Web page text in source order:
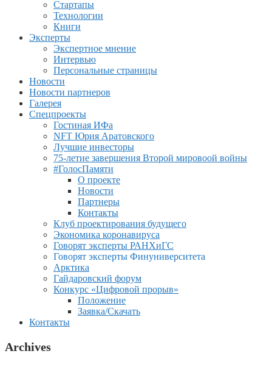
Стартапы
Технологии
Книги
Эксперты
Экспертное мнение
Интервью
Персональные страницы
Новости
Новости партнеров
Галерея
Спецпроекты
Гостиная ИФа
NFT Юрия Аратовского
Лучшие инвесторы
75-летие завершения Второй мировоой войны
#ГолосПамяти
О проекте
Новости
Партнеры
Контакты
Клуб проектирования будущего
Экономика коронавируса
Говорят эксперты РАНХиГС
Говорят эксперты Финуниверситета
Арктика
Гайдаровский форум
Конкурс «Цифровой прорыв»
Положение
Заявка/Скачать
Контакты
Archives